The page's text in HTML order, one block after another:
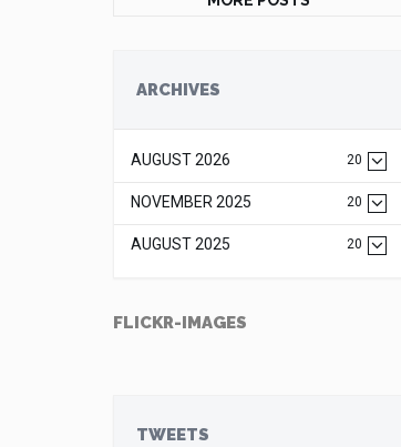
ARCHIVES
AUGUST 2026 20
NOVEMBER 2025 20
AUGUST 2025 20
FLICKR-IMAGES
TWEETS